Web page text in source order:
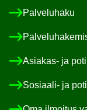
Pal­ve­lu­ha­ku
Asiakas-​ ja
Sosiaali-​ ja